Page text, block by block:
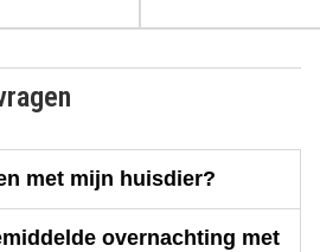
met mijn huisdier?
overnachting met